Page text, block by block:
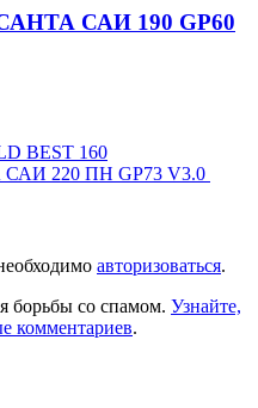
САИ 190 GP60
BEST 160
САИ 220 ПН GP73 V3.0
авторизоваться.
борьбы со спамом. Узнайте,
комментариев.